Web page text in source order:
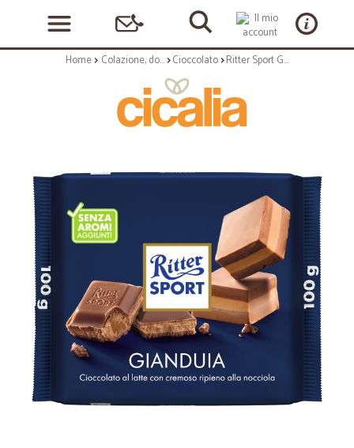
Home Colazione, dolciumi e snack Cioccolato Ritter Sport Gianduia 100 gr.